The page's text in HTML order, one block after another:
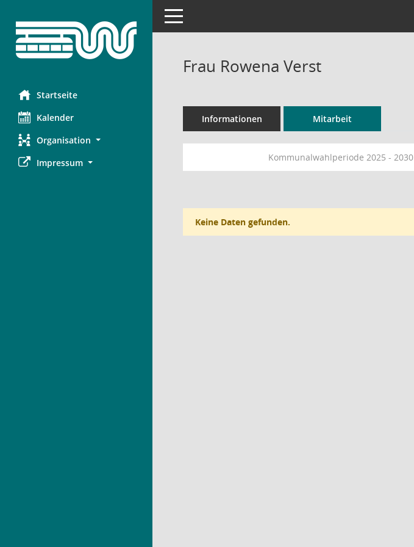
Startseite
Kalender
Organisation
Impressum
Toggle navigation
Frau Rowena Verst
Informationen Mitarbeit
Kommunalwahlperiode 2025 - 2030
Keine Daten gefunden.